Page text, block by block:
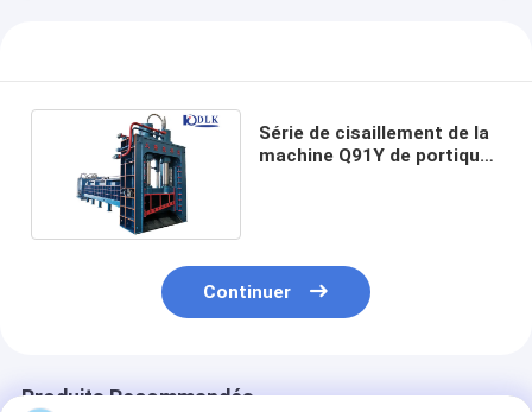
Série de cisaillement de la
machine Q91Y de portique
Continuer
Produits Recommandés